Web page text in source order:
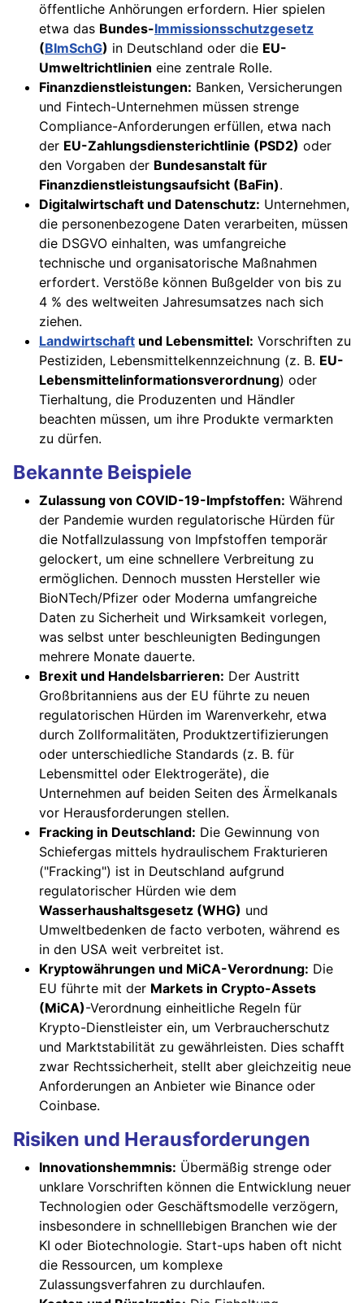
öffentliche Anhörungen erfordern. Hier spielen
etwa das Bundes-Immissionsschutzgesetz
(BImSchG) in Deutschland oder die EU-
Umweltrichtlinien eine zentrale Rolle.
Finanzdienstleistungen: Banken, Versicherungen
und Fintech-Unternehmen müssen strenge
Compliance-Anforderungen erfüllen, etwa nach
der EU-Zahlungsdiensterichtlinie (PSD2) oder
den Vorgaben der Bundesanstalt für
Finanzdienstleistungsaufsicht (BaFin).
Digitalwirtschaft und Datenschutz: Unternehmen,
die personenbezogene Daten verarbeiten, müssen
die DSGVO einhalten, was umfangreiche
technische und organisatorische Maßnahmen
erfordert. Verstöße können Bußgelder von bis zu
4 % des weltweiten Jahresumsatzes nach sich
ziehen.
Landwirtschaft und Lebensmittel: Vorschriften zu
Pestiziden, Lebensmittelkennzeichnung (z. B. EU-
Lebensmittelinformationsverordnung) oder
Tierhaltung, die Produzenten und Händler
beachten müssen, um ihre Produkte vermarkten
zu dürfen.
Bekannte Beispiele
Zulassung von COVID-19-Impfstoffen: Während
der Pandemie wurden regulatorische Hürden für
die Notfallzulassung von Impfstoffen temporär
gelockert, um eine schnellere Verbreitung zu
ermöglichen. Dennoch mussten Hersteller wie
BioNTech/Pfizer oder Moderna umfangreiche
Daten zu Sicherheit und Wirksamkeit vorlegen,
was selbst unter beschleunigten Bedingungen
mehrere Monate dauerte.
Brexit und Handelsbarrieren: Der Austritt
Großbritanniens aus der EU führte zu neuen
regulatorischen Hürden im Warenverkehr, etwa
durch Zollformalitäten, Produktzertifizierungen
oder unterschiedliche Standards (z. B. für
Lebensmittel oder Elektrogeräte), die
Unternehmen auf beiden Seiten des Ärmelkanals
vor Herausforderungen stellen.
Fracking in Deutschland: Die Gewinnung von
Schiefergas mittels hydraulischem Frakturieren
("Fracking") ist in Deutschland aufgrund
regulatorischer Hürden wie dem
Wasserhaushaltsgesetz (WHG) und
Umweltbedenken de facto verboten, während es
in den USA weit verbreitet ist.
Kryptowährungen und MiCA-Verordnung: Die
EU führte mit der Markets in Crypto-Assets
(MiCA)-Verordnung einheitliche Regeln für
Krypto-Dienstleister ein, um Verbraucherschutz
und Marktstabilität zu gewährleisten. Dies schafft
zwar Rechtssicherheit, stellt aber gleichzeitig neue
Anforderungen an Anbieter wie Binance oder
Coinbase.
Risiken und Herausforderungen
Innovationshemmnis: Übermäßig strenge oder
unklare Vorschriften können die Entwicklung neuer
Technologien oder Geschäftsmodelle verzögern,
insbesondere in schnelllebigen Branchen wie der
KI oder Biotechnologie. Start-ups haben oft nicht
die Ressourcen, um komplexe
Zulassungsverfahren zu durchlaufen.